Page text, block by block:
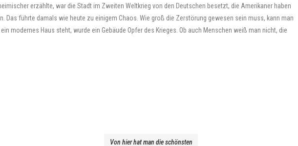
erzählte, war die Stadt im Zweiten Weltkrieg von den Deutschen besetzt, die Amerikaner haben
Das führte damals wie heute zu einigem Chaos. Wie groß die Zerstörung gewesen sein muss, kann man
modernes Haus steht, wurde ein Gebäude Opfer des Krieges. Ob auch Menschen weiß man nicht, die
Von hier hat man die schönsten